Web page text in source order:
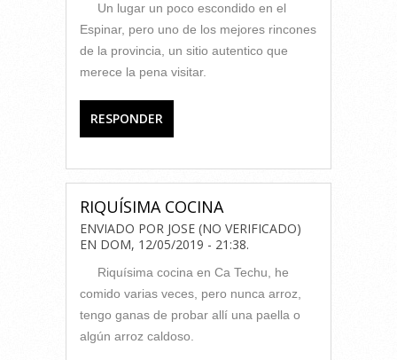
Un lugar un poco escondido en el
Espinar, pero uno de los mejores rincones
de la provincia, un sitio autentico que
merece la pena visitar.
RESPONDER
RIQUÍSIMA COCINA
ENVIADO POR JOSE (NO VERIFICADO)
EN DOM, 12/05/2019 - 21:38.
Riquísima cocina en Ca Techu, he
comido varias veces, pero nunca arroz,
tengo ganas de probar allí una paella o
algún arroz caldoso.